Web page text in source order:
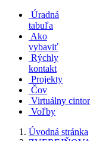
Úradná
tabuľa
Ako
vybaviť
Rýchly
kontakt
Projekty
Čov
Virtuálny
Voľby
Úvodná stránka